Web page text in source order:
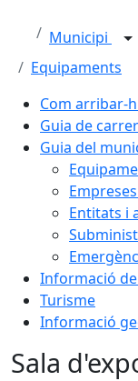
Municipi
Equipaments
Com arribar-
Guia de
Guia del
Entitats i
Informació
Turisme
Informació
Sala